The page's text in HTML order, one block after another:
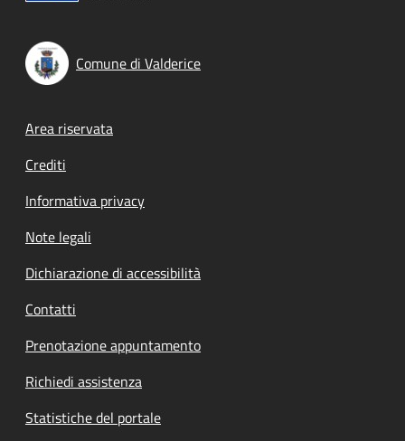
Comune di Valderice
Footer menu
Area riservata
Crediti
Informativa privacy
Note legali
Dichiarazione di accessibilità
Contatti
Prenotazione appuntamento
Richiedi assistenza
Statistiche del portale